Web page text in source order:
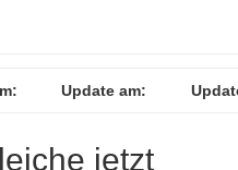
Update am:
jetzt